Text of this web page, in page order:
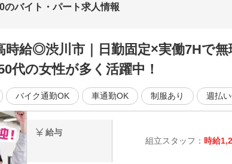
バイト・パート求人情報
時給◎渋川市｜日勤固定×実働7Hで
代の女性が多く活躍中！
バイク通勤OK 車通勤OK 制服あり 週払
給与
組立スタッフ： 時給